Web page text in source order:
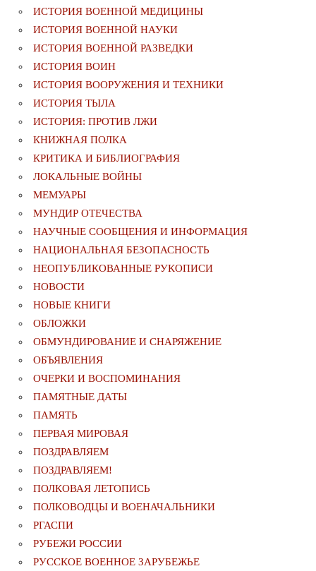
ИСТОРИЯ ВОЕННОЙ МЕДИЦИНЫ
ИСТОРИЯ ВОЕННОЙ НАУКИ
ИСТОРИЯ ВОЕННОЙ РАЗВЕДКИ
ИСТОРИЯ ВОИН
ИСТОРИЯ ВООРУЖЕНИЯ И ТЕХНИКИ
ИСТОРИЯ ТЫЛА
ИСТОРИЯ: ПРОТИВ ЛЖИ
КНИЖНАЯ ПОЛКА
КРИТИКА И БИБЛИОГРАФИЯ
ЛОКАЛЬНЫЕ ВОЙНЫ
МЕМУАРЫ
МУНДИР ОТЕЧЕСТВА
НАУЧНЫЕ СООБЩЕНИЯ И ИНФОРМАЦИЯ
НАЦИОНАЛЬНАЯ БЕЗОПАСНОСТЬ
НЕОПУБЛИКОВАННЫЕ РУКОПИСИ
НОВОСТИ
НОВЫЕ КНИГИ
ОБЛОЖКИ
ОБМУНДИРОВАНИЕ И СНАРЯЖЕНИЕ
ОБЪЯВЛЕНИЯ
ОЧЕРКИ И ВОСПОМИНАНИЯ
ПАМЯТНЫЕ ДАТЫ
ПАМЯТЬ
ПЕРВАЯ МИРОВАЯ
ПОЗДРАВЛЯЕМ
ПОЗДРАВЛЯЕМ!
ПОЛКОВАЯ ЛЕТОПИСЬ
ПОЛКОВОДЦЫ И ВОЕНАЧАЛЬНИКИ
РГАСПИ
РУБЕЖИ РОССИИ
РУССКОЕ ВОЕННОЕ ЗАРУБЕЖЬЕ